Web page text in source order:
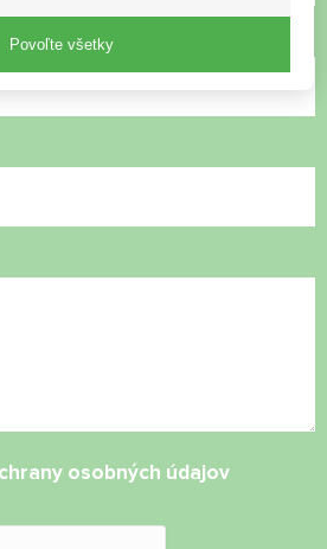
osobných údajov
Povoľte všetky